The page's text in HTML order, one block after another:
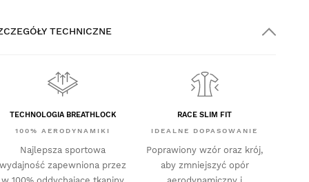
TECHNICZNE
TECHNOLOGIA BREATHLOCK
100% AERODYNAMIKI
Najlepsza sportowa
zapewniona przez
RACE SLIM FIT
IDEALNE DOPASOWANIE
Poprawiony wzór oraz krój,
aby zmniejszyć opór